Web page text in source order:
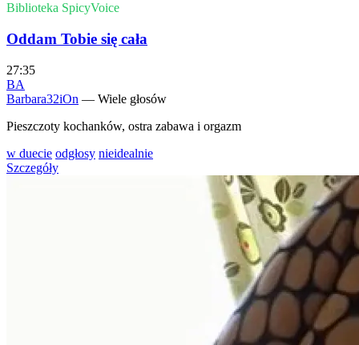
Biblioteka SpicyVoice
Oddam Tobie się cała
27:35
BA
Barbara32iOn — Wiele głosów
Pieszczoty kochanków, ostra zabawa i orgazm
w duecie odgłosy nieidealnie
Szczegóły